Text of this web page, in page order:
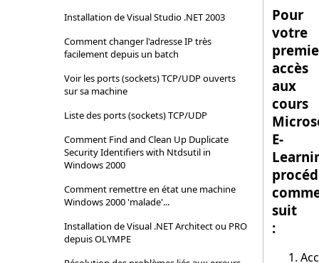
Installation de Visual Studio .NET 2003
Comment changer l'adresse IP très
facilement depuis un batch
Voir les ports (sockets) TCP/UDP ouverts
sur sa machine
Liste des ports (sockets) TCP/UDP
Comment Find and Clean Up Duplicate
Security Identifiers with Ntdsutil in
Windows 2000
Comment remettre en état une machine
Windows 2000 'malade'...
Installation de Visual .NET Architect ou PRO
depuis OLYMPE
Pour
votre
accès
aux
cours
E-
suit
: